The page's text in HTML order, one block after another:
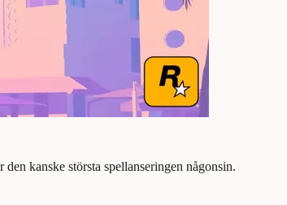
kanske största spellanseringen någonsin.